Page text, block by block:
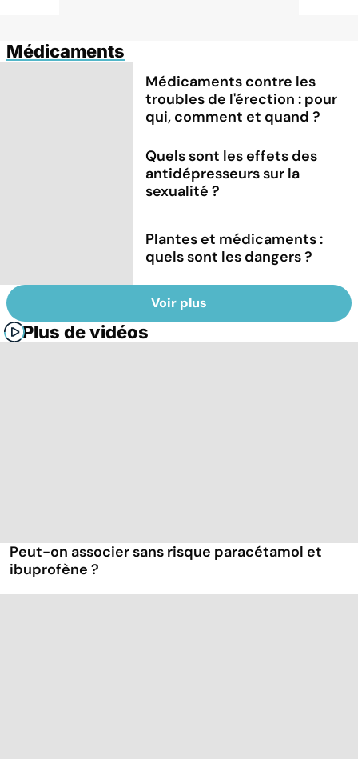
Médicaments
Médicaments contre les
troubles de l'érection : pour
qui, comment et quand ?
Quels sont les effets des
antidépresseurs sur la
sexualité ?
Plantes et médicaments :
quels sont les dangers ?
Voir plus
Plus de vidéos
Peut-on associer sans risque paracétamol et
ibuprofène ?